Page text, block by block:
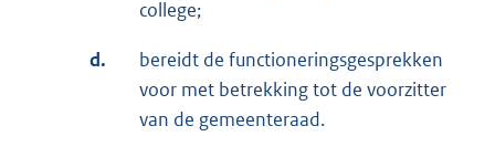
college;
d.
bereidt de functioneringsgesprekken
voor met betrekking tot de voorzitter
van de gemeenteraad.